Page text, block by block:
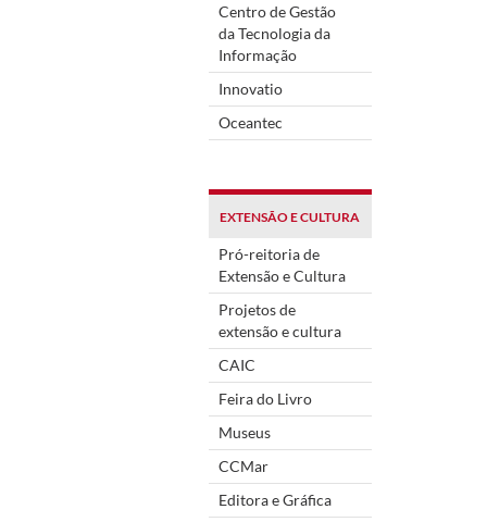
Centro de Gestão
da Tecnologia da
Informação
Innovatio
Oceantec
EXTENSÃO E CULTURA
Pró-reitoria de
Extensão e Cultura
Projetos de
extensão e cultura
CAIC
Feira do Livro
Museus
CCMar
Editora e Gráfica